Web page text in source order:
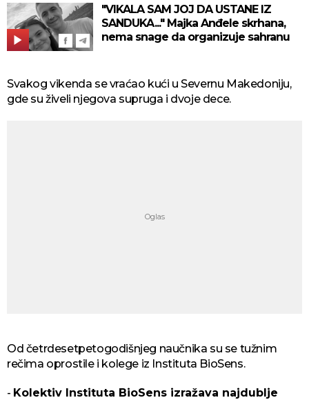
"VIKALA SAM JOJ DA USTANE IZ
SANDUKA..." Majka Anđele skrhana,
nema snage da organizuje sahranu
Svakog vikenda se vraćao kući u Severnu Makedoniju,
gde su živeli njegova supruga i dvoje dece.
Od četrdesetpetogodišnjeg naučnika su se tužnim
rečima oprostile i kolege iz Instituta BioSens.
- Kolektiv Instituta BioSens izražava najdublje